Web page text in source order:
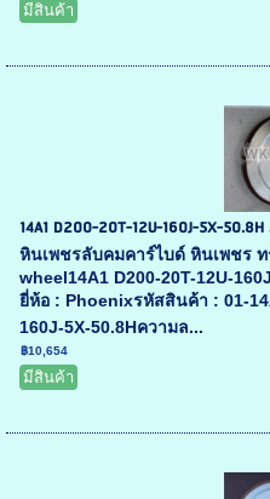
มีสินค้า
14A1 D200-20T-12U-160J-5X-50.8H
หินเพชรลับคมคาร์ไบด์ หินเพชร
wheel14A1 D200-20T-12U-
ยี่ห้อ : Phoenixรหัสสินค้า : 01-
160J-5X-50.8Hความล...
฿10,654
มีสินค้า